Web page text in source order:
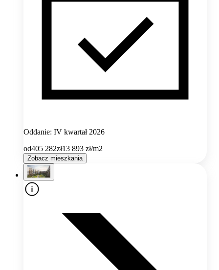
Oddanie: IV kwartał 2026
od405 282zł13 893 zł/m2
Zobacz mieszkania